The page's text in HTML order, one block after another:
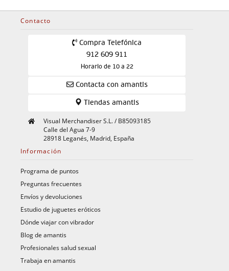
Contacto
Compra Telefónica
912 609 911
Horario de 10 a 22
Contacta con amantis
Tiendas amantis
Visual Merchandiser S.L. / B85093185
Calle del Agua 7-9
28918 Leganés, Madrid, España
Información
Programa de puntos
Preguntas frecuentes
Envíos y devoluciones
Estudio de juguetes eróticos
Dónde viajar con vibrador
Blog de amantis
Profesionales salud sexual
Trabaja en amantis